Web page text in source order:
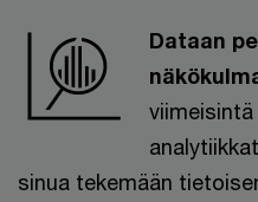
Dataan
sinua tekemään